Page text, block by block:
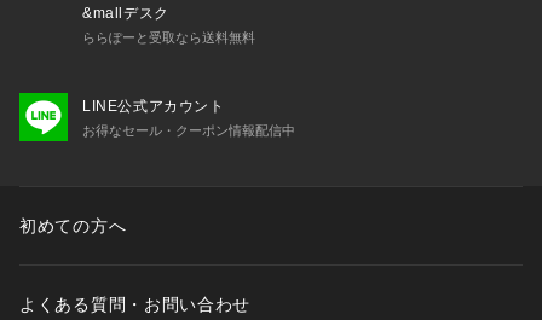
&mallデスク
ららぽーと受取なら送料無料
LINE公式アカウント
お得なセール・クーポン情報配信中
初めての方へ
よくある質問・お問い合わせ